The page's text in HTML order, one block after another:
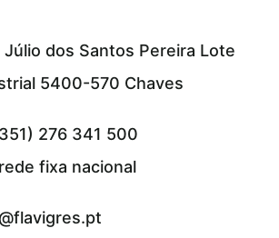
Júlio dos Santos Pereira Lote
5400-570 Chaves
276 341 500
fixa nacional